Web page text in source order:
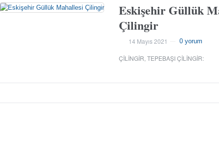
Eskişehir Güllük
Çilingir
14 Mayıs 2021 0 yorum
ÇILINGIR,TEPEBAŞI ÇILINGIR: